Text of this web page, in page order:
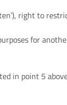
right to
for
in point 5